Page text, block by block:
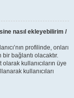
nasıl ekleyebilirim /
profilinde, onları
bağlantı olacaktır.
kullanıcıların üye
kullanıcıları